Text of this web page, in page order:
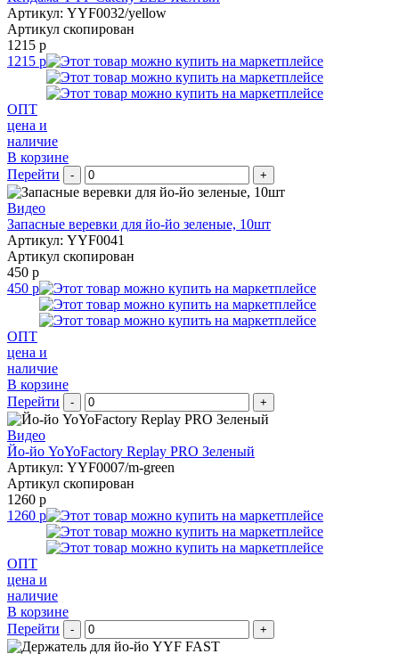
Артикул: YYF0032/yellow
Артикул скопирован
1215 р
1215 р
ОПТ
цена и
наличие
В корзине
Перейти
- +
Видео
Запасные веревки для йо-йо зеленые, 10шт
Артикул: YYF0041
Артикул скопирован
450 р
450 р
ОПТ
цена и
наличие
В корзине
Перейти
- +
Видео
Йо-йо YoYoFactory Replay PRO Зеленый
Артикул: YYF0007/m-green
Артикул скопирован
1260 р
1260 р
ОПТ
цена и
наличие
В корзине
Перейти
- +